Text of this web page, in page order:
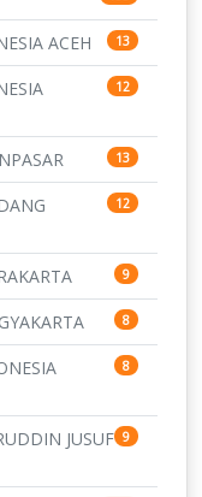
ACEH 13
12
13
12
9
8
8
JUSUF 9